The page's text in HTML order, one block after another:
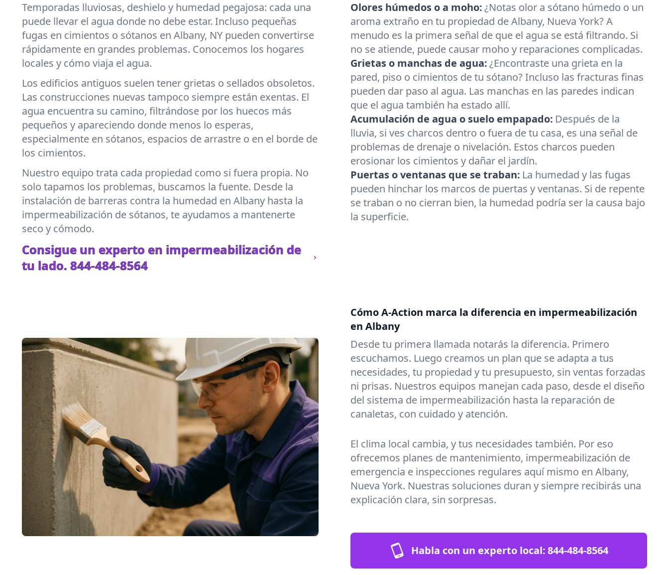
Temporadas lluviosas, deshielo y humedad pegajosa: cada una
puede llevar el agua donde no debe estar. Incluso pequeñas
fugas en cimientos o sótanos en Albany, NY pueden convertirse
rápidamente en grandes problemas. Conocemos los hogares
locales y cómo viaja el agua.
Los edificios antiguos suelen tener grietas o sellados obsoletos.
Las construcciones nuevas tampoco siempre están exentas. El
agua encuentra su camino, filtrándose por los huecos más
pequeños y apareciendo donde menos lo esperas,
especialmente en sótanos, espacios de arrastre o en el borde de
los cimientos.
Nuestro equipo trata cada propiedad como si fuera propia. No
solo tapamos los problemas, buscamos la fuente. Desde la
instalación de barreras contra la humedad en Albany hasta la
impermeabilización de sótanos, te ayudamos a mantenerte
seco y cómodo.
Consigue un experto en impermeabilización de
tu lado. 844-484-8564
Olores húmedos o a moho:¿Notas olor a sótano húmedo o un
aroma extraño en tu propiedad de Albany, Nueva York? A
menudo es la primera señal de que el agua se está filtrando. Si
no se atiende, puede causar moho y reparaciones complicadas.
Grietas o manchas de agua:¿Encontraste una grieta en la
pared, piso o cimientos de tu sótano? Incluso las fracturas finas
pueden dar paso al agua. Las manchas en las paredes indican
que el agua también ha estado allí.
Acumulación de agua o suelo empapado: Después de la
lluvia, si ves charcos dentro o fuera de tu casa, es una señal de
problemas de drenaje o nivelación. Estos charcos pueden
erosionar los cimientos y dañar el jardín.
Puertas o ventanas que se traban: La humedad y las fugas
pueden hinchar los marcos de puertas y ventanas. Si de repente
se traban o no cierran bien, la humedad podría ser la causa bajo
la superficie.
Cómo A-Action marca la diferencia en impermeabilización
en Albany
Desde tu primera llamada notarás la diferencia. Primero
escuchamos. Luego creamos un plan que se adapta a tus
necesidades, tu propiedad y tu presupuesto, sin ventas forzadas
ni prisas. Nuestros equipos manejan cada paso, desde el diseño
del sistema de impermeabilización hasta la reparación de
canaletas, con cuidado y atención.
El clima local cambia, y tus necesidades también. Por eso
ofrecemos planes de mantenimiento, impermeabilización de
emergencia e inspecciones regulares aquí mismo en Albany,
Nueva York. Nuestras soluciones duran y siempre recibirás una
explicación clara, sin sorpresas.
Habla con un experto local:844-484-8564